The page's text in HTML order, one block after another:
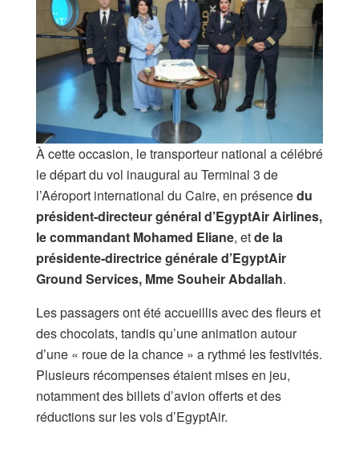
À cette occasion, le transporteur national a célébré
le départ du vol inaugural au Terminal 3 de
l’Aéroport international du Caire, en présencedu
président-directeur général d’EgyptAir Airlines,
le commandant Mohamed Eliane, etde la
présidente-directrice générale d’EgyptAir
Ground Services, Mme Souheir Abdallah.
Les passagers ont été accueillis avec des fleurs et
des chocolats, tandis qu’une animation autour
d’une « roue de la chance » a rythmé les festivités.
Plusieurs récompenses étaient mises en jeu,
notamment des billets d’avion offerts et des
réductions sur les vols d’EgyptAir.